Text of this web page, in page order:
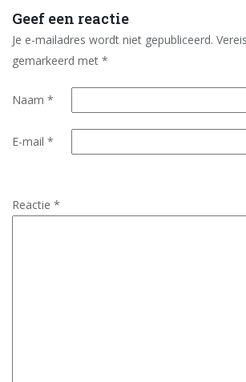
Geef een reactie
Je e-mailadres wordt niet gepubliceerd.
gemarkeerd met *
Naam *
E-mail *
Reactie *